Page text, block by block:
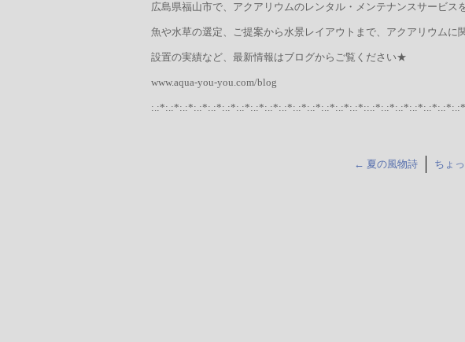
広島県福山市で、アクアリウムのレンタル・メンテナンスサービス
魚や水草の選定、ご提案から水景レイアウトまで、アクアリウムに
設置の実績など、最新情報はブログからご覧ください★
www.aqua-you-you.com/blog
← 夏の風物詩 ちょ